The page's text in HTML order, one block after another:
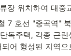
장 위치하여 대중
7 호선 "중곡역"
독주택, 각종 근
어 형성된 지역